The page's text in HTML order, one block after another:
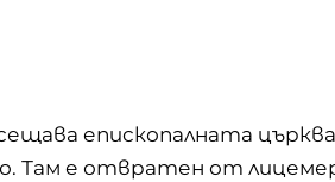
епископалната
Там е отвратен от